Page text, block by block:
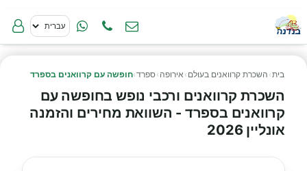
בית› השכרת קרוואנים בעולם › אירופה ›ספרד›חופשה עם קרוואנים בספרד
השכרת קרוואנים ורכבי נופש בחופשה עם
קרוואנים בספרד - השוואת מחירים והזמנה
אונליין 2026